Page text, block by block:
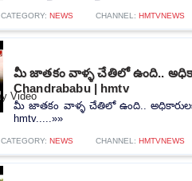
CATEGORY: NEWS CHANNEL: HMTVNEWS
మీ జాతకం వాళ్ళ చేతిలో ఉంది..
Chandrababu | hmtv
మీ జాతకం వాళ్ళ చేతిలో ఉంది..
hmtv.....»»
CATEGORY: NEWS CHANNEL: HMTVNEWS